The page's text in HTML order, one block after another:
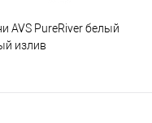
AVS PureRiver белый
излив